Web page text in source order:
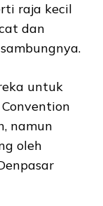
raja kecil
dan
untuk
namun
oleh